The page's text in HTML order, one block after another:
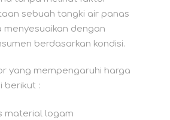
sebuah tangki air panas
menyesuaikan dengan
berdasarkan kondisi.
yang mempengaruhi harga
berikut :
material logam